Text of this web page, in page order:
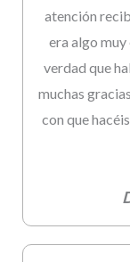
atención
era algo muy
verdad que
muchas
con que